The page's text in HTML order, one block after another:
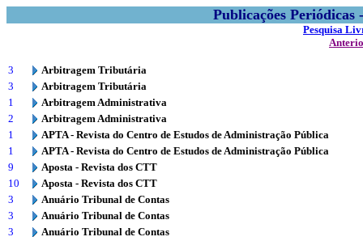
Publicações
Pesquisa
3
Arbitragem Tributária
3
Arbitragem Tributária
1
Arbitragem Administrativa
2
Arbitragem Administrativa
1
APTA - Revista do Centro de Estudos de Administração Pública
1
APTA - Revista do Centro de Estudos de Administração Pública
9
Aposta - Revista dos CTT
10
Aposta - Revista dos CTT
3
Anuário Tribunal de Contas
3
Anuário Tribunal de Contas
3
Anuário Tribunal de Contas